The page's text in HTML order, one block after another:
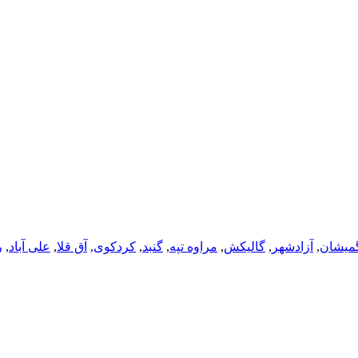
, آزادشهر , گالیکش, مراوه تپه, گنبد, کردکوی, آق قلا, علی آباد,